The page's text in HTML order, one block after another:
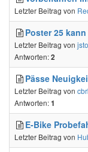
Letzter Beitrag von
Poster 25
Letzter Beitrag von
Antworten:2
Pässe
Letzter Beitrag von
Antworten:1
E-Bike
Letzter Beitrag von